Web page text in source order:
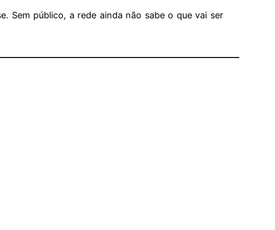
Sem público, a rede ainda não sabe o que vai ser